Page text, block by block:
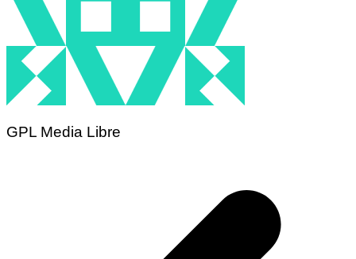
GPL Media Libre